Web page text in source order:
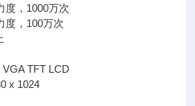
，1000万次
，100万次
TFT LCD
x 1024